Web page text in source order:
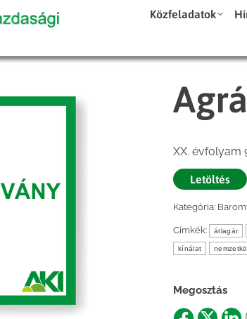
Közfeladatok
XX. évfolyam
Letöltés
Kategória:
Címkék: átlagár
kínálat
Megosztás